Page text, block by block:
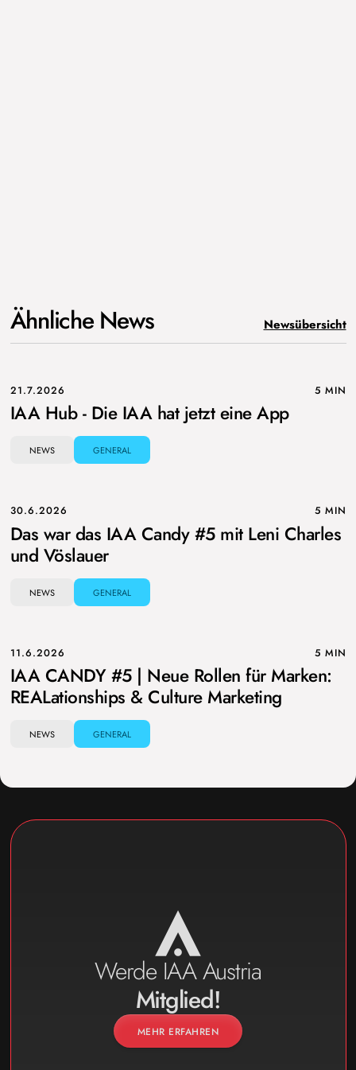
Ähnliche News Newsübersicht
21.7.2026 5 MIN
IAA Hub - Die IAA hat jetzt eine App
NEWS GENERAL
30.6.2026 5 MIN
Das war das IAA Candy #5 mit Leni Charles
und Vöslauer
NEWS GENERAL
11.6.2026 5 MIN
IAA CANDY #5 | Neue Rollen für Marken:
REALationships & Culture Marketing
NEWS GENERAL
Werde IAA Austria
Mitglied!
MEHR ERFAHREN